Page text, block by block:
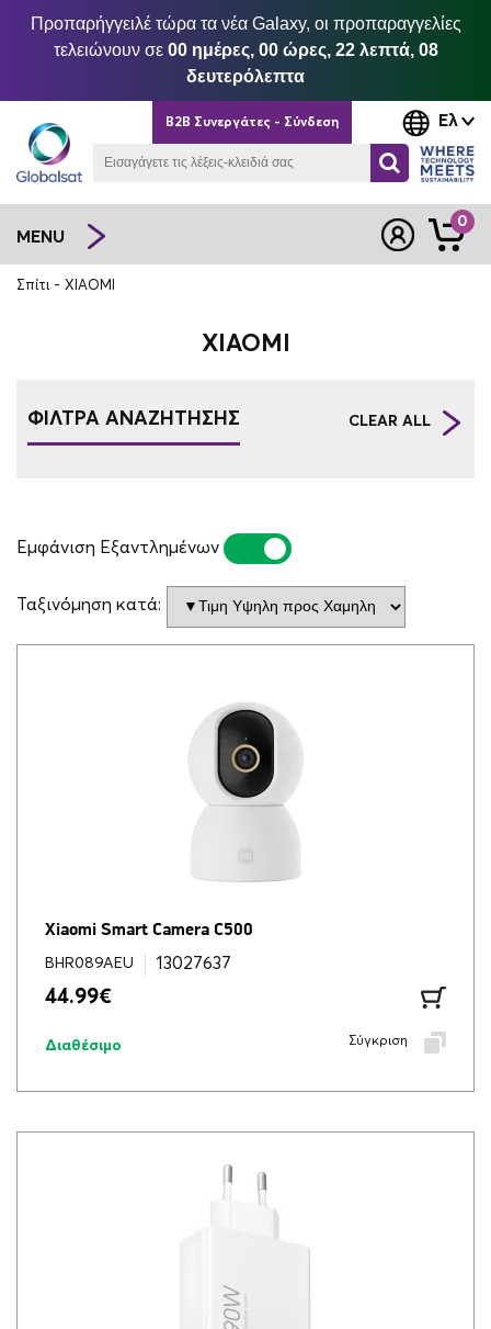
Προπαρήγγειλέ τώρα τα νέα Galaxy, οι προπαραγγελίες
τελειώνουν σε 00 ημέρες, 00 ώρες, 22 λεπτά, 08
δευτερόλεπτα
Ελ
B2B Συνεργάτες - Σύνδεση
MENU
0
Σπίτι XIAOMI
XIAOMI
ΦΙΛΤΡΑ ΑΝΑΖΗΤΗΣΗΣ CLEAR ALL
Εμφάνιση Εξαντλημένων
Ταξινόμηση κατά:
Xiaomi Smart Camera C500
BHR089AEU 13027637
44.99€
Διαθέσιμο Σύγκριση